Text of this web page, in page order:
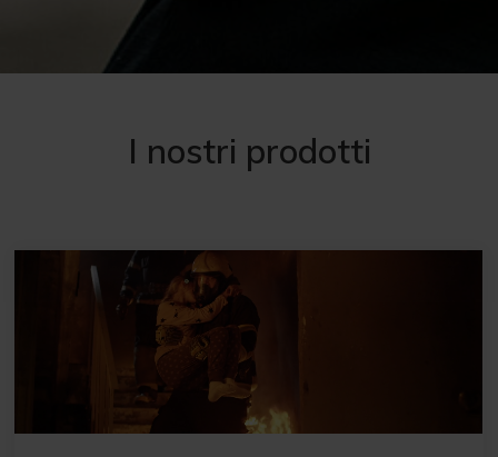
I nostri prodotti